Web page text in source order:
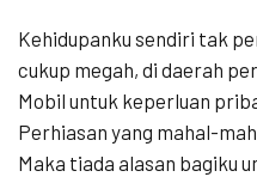
Kehidupanku sendiri tak
cukup megah, di daerah
Mobil untuk keperluan
Perhiasan yang mahal-
Maka tiada alasan bagiku